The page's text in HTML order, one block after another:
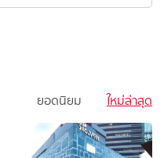
ใหม่ล่าสุด
ยอดนิยม